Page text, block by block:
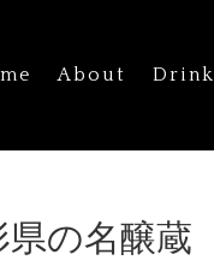
About Drink
県の名醸蔵